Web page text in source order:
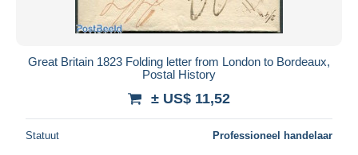
Great Britain 1823 Folding letter from London to Bordeaux,
Postal History
± US$ 11,52
Statuut Professioneel handelaar